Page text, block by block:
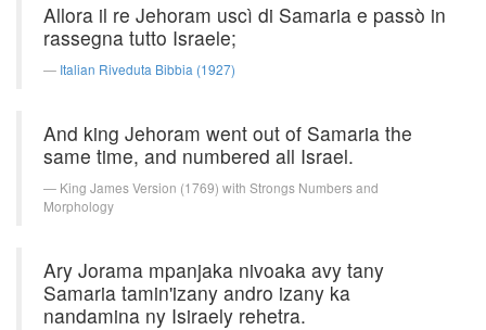
Allora il re Jehoram uscì di Samaria e passò in
rassegna tutto Israele;
Italian Riveduta Bibbia (1927)
And king Jehoram went out of Samaria the
same time, and numbered all Israel.
King James Version (1769) with Strongs Numbers and
Morphology
Ary Jorama mpanjaka nivoaka avy tany
Samaria tamin'izany andro izany ka
nandamina ny Isiraely rehetra.